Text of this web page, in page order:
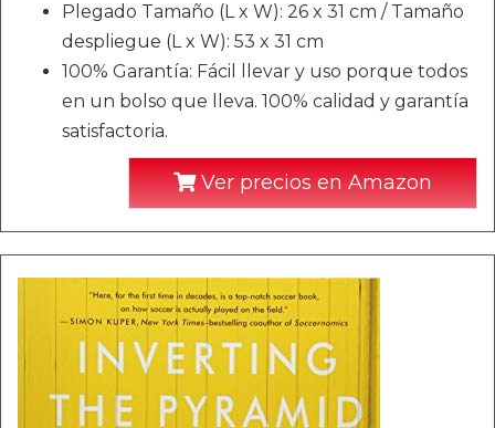
Plegado Tamaño (L x W): 26 x 31 cm / Tamaño
despliegue (L x W): 53 x 31 cm
100% Garantía: Fácil llevar y uso porque todos
en un bolso que lleva. 100% calidad y garantía
satisfactoria.
Ver precios en Amazon